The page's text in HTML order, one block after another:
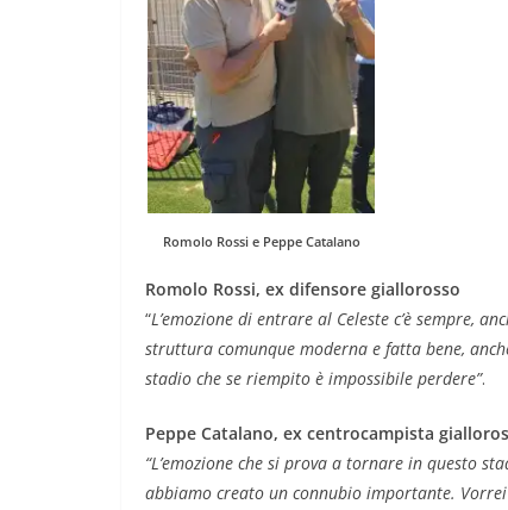
Romolo Rossi e Peppe Catalano
Romolo Rossi, ex difensore giallorosso
“L’emozione di entrare al Celeste c’è sempre,
struttura comunque moderna e fatta bene,
stadio che se riempito è impossibile perdere”.
Peppe Catalano, ex centrocampista
“L’emozione che si prova a tornare in questo
abbiamo creato un connubio importante.